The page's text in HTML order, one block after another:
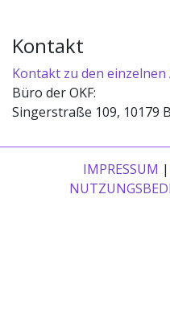
Kontakt
Kontakt zu den einzelnen
Büro der OKF:
Singerstraße 109, 10179
IMPRESSUM |